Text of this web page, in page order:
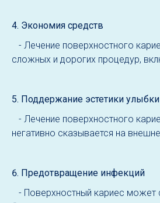
4. Экономия средств
- Лечение поверхностного
сложных и дорогих процедур,
5. Поддержание эстетики улыбки
- Лечение поверхностного
негативно сказывается на
6. Предотвращение инфекций
- Поверхностный кариес может